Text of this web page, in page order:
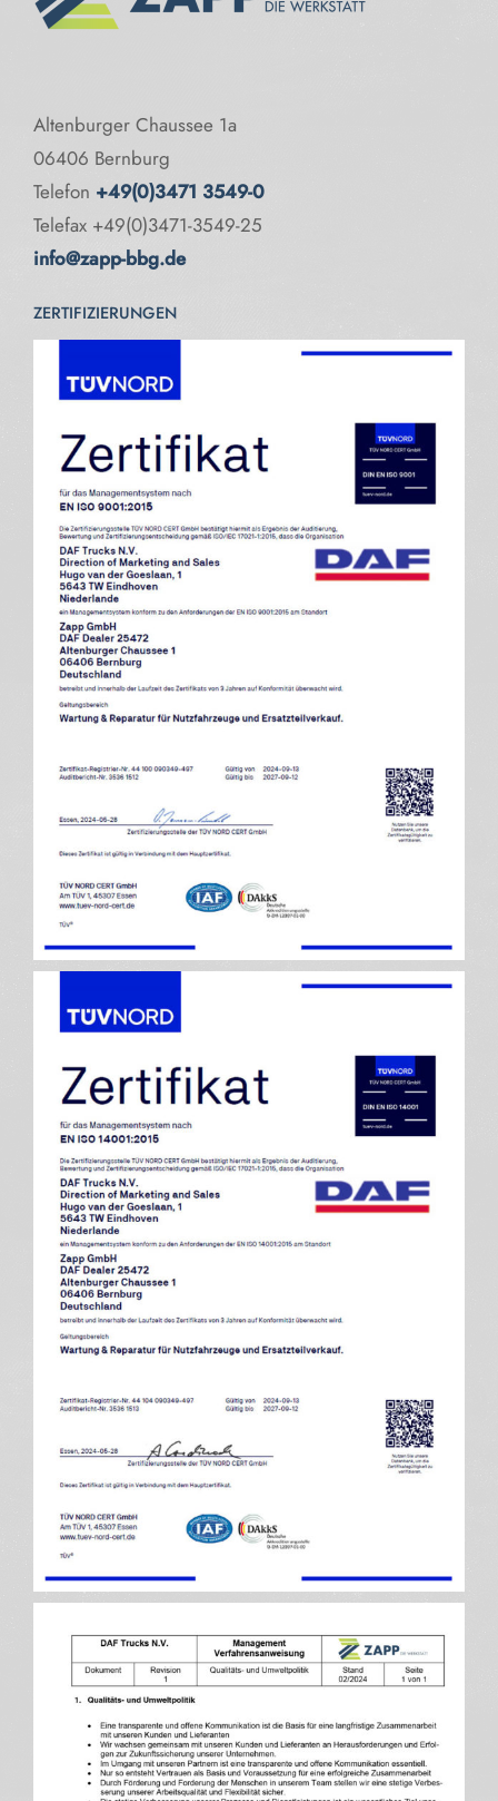
Altenburger Chaussee 1a
06406 Bernburg
Telefon +49(0)3471 3549-0
Telefax +49(0)3471-3549-25
info@zapp-bbg.de
ZERTIFIZIERUNGEN